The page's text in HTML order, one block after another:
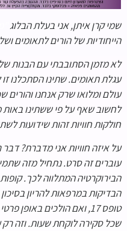
שמי קרן איתן, אני בעלת הבלוג
הייחודיות של הורים לתאומים
לא מזמן הסתובבתי עם הבנות
עגלת תאומים. שתינו הסתכלנו זו
עולם ומלואו שרק אנחנו והורים
לחשוב שאף על פי ששתינו באות
חולקות חוויות זהות שידועות
על איזה חוויות אני מדברת? דבר
עוברים זה סרט. נתחיל מזה
הבירוקרטיה המתלווה לכך.
הבדיקות במרפאות להריון
טופס 17, ואם הולכים
שכל סקירה לוקחת שעות. וזה